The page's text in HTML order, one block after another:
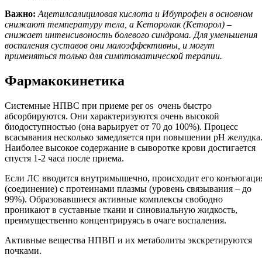
Важно: Ацетилсалициловая кислота и Ибупрофен в основном
снижают температуру тела, а Кеторолак (Кеторол) –
снижает интенсивоность болевого синдрома. Для уменьшения
воспаления суставов они малоэффективны, и могут
применяться только для симптоматической терапии.
Фармакокинетика
Системные НПВС при приеме per os очень быстро
абсорбируются. Они характеризуются очень высокой
биодоступностью (она варьирует от 70 до 100%). Процесс
всасывания несколько замедляется при повышении рН желудка.
Наиболее высокое содержание в сыворотке крови достигается
спустя 1-2 часа после приема.
Если ЛС вводится внутримышечно, происходит его
(соединение) с протеинами плазмы (уровень связывания – до
99%). Образовавшиеся активные комплексы свободно
проникают в суставные ткани и синовиальную жидкость,
преимущественно концентрируясь в очаге воспаления.
Активные вещества НПВП и их метаболиты экскретируются
почками.